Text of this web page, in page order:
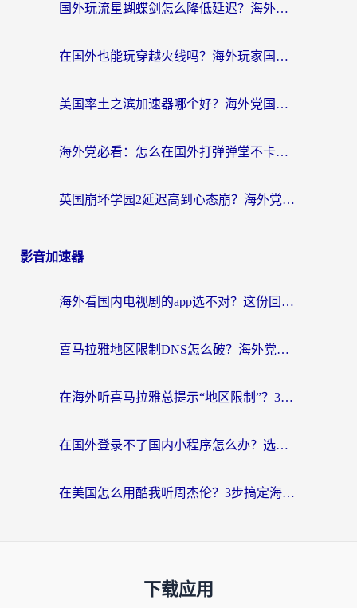
国外玩流星蝴蝶剑怎么降低延迟？海外党必看的加速秘籍（含欧洲鸣潮&彩虹岛优化攻略）
在国外也能玩穿越火线吗？海外玩家国服游戏畅玩终极指南
美国率土之滨加速器哪个好？海外党国服游戏畅玩终极指南（附多游戏解决方案）
海外党必看：怎么在国外打弹弹堂不卡？番茄加速器亲测指南
英国崩坏学园2延迟高到心态崩？海外党国服游戏加速终极指南
影音加速器
海外看国内电视剧的app选不对？这份回国加速器避坑指南帮你流畅追剧
喜马拉雅地区限制DNS怎么破？海外党听国内音乐听书的终极解决方案
在海外听喜马拉雅总提示“地区限制”？3步轻松解除+听国内音乐全攻略
在国外登录不了国内小程序怎么办？选对回国加速器，轻松解锁国内资源
在美国怎么用酷我听周杰伦？3步搞定海外听歌难题
下载应用